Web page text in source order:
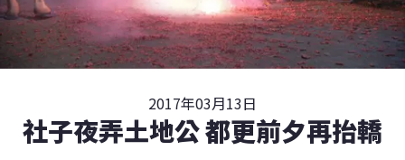
2017年03月13日
社子夜弄土地公 都更前夕再抬轎